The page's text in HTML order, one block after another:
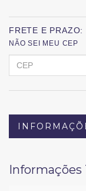
FRETE E PRAZO:
NÃO SEI MEU CEP
Informações